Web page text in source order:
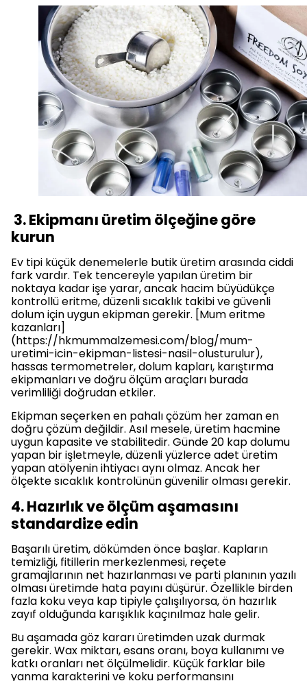
3. Ekipmanı üretim ölçeğine göre
kurun
Ev tipi küçük denemelerle butik üretim arasında ciddi
fark vardır. Tek tencereyle yapılan üretim bir
noktaya kadar işe yarar, ancak hacim büyüdükçe
kontrollü eritme, düzenli sıcaklık takibi ve güvenli
dolum için uygun ekipman gerekir. [Mum eritme
kazanları]
(https://hkmummalzemesi.com/blog/mum-
uretimi-icin-ekipman-listesi-nasil-olusturulur),
hassas termometreler, dolum kapları, karıştırma
ekipmanları ve doğru ölçüm araçları burada
verimliliği doğrudan etkiler.
Ekipman seçerken en pahalı çözüm her zaman en
doğru çözüm değildir. Asıl mesele, üretim hacmine
uygun kapasite ve stabilitedir. Günde 20 kap dolumu
yapan bir işletmeyle, düzenli yüzlerce adet üretim
yapan atölyenin ihtiyacı aynı olmaz. Ancak her
ölçekte sıcaklık kontrolünün güvenilir olması gerekir.
4. Hazırlık ve ölçüm aşamasını
standardize edin
Başarılı üretim, dökümden önce başlar. Kapların
temizliği, fitillerin merkezlenmesi, reçete
gramajlarının net hazırlanması ve parti planının yazılı
olması üretimde hata payını düşürür. Özellikle birden
fazla koku veya kap tipiyle çalışılıyorsa, ön hazırlık
zayıf olduğunda karışıklık kaçınılmaz hale gelir.
Bu aşamada göz kararı üretimden uzak durmak
gerekir. Wax miktarı, esans oranı, boya kullanımı ve
katkı oranları net ölçülmelidir. Küçük farklar bile
yanma karakterini ve koku performansını